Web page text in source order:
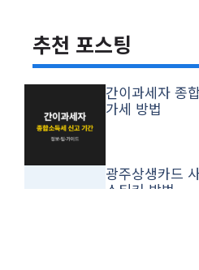
추천 포스팅
간이과세자 종
가세 방법
광주상생카드
스티커 방법